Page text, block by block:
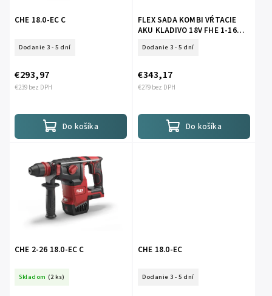
CHE 18.0-EC C
Dodanie 3 - 5 dní
€239 bez DPH
€293,97
Do košíka
FLEX SADA KOMBI VŔTACIE
AKU KLADIVO 18V FHE 1-16
Dodanie 3 - 5 dní
€279 bez DPH
€343,17
Do košíka
CHE 2-26 18.0-EC C
Skladom (2 ks)
CHE 18.0-EC
Dodanie 3 - 5 dní